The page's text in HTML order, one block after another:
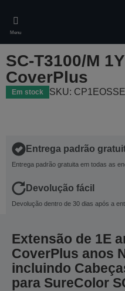
main
content
Menu
SC-T3100/M
CoverPlus
Em stock SKU:
Entrega padrão
Entrega padrão gratuita em todas as
Devolução fácil
Devolução dentro de 30 dias após a
Extensão de 1E
CoverPlus anos
incluindo
para SureColor